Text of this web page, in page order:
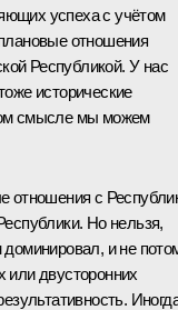
успеха с учётом
отношения
Республикой. У нас
исторические
смысле мы можем
отношения с
Но нельзя,
и не
или двусторонних